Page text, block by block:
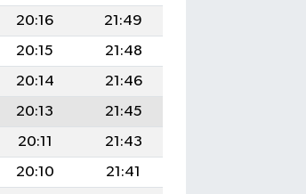
20:16
21:49
20:15
21:48
20:14
21:46
20:13
21:45
20:11
21:43
20:10
21:41